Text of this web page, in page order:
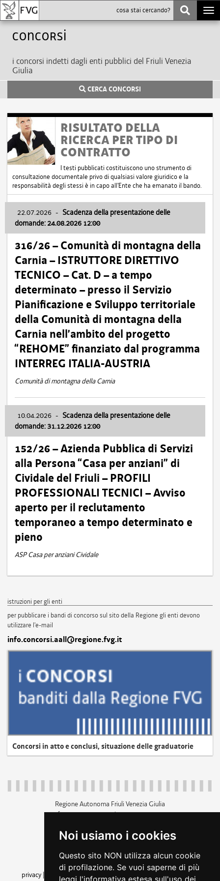
Noi usiamo i cookies
Questo sito NON utilizza alcun cookie
di profilazione. Se vuoi saperne di più
leggi l'informativa estesa sull'uso dei
Concorsi
i concorsi indetti dagli enti pubblici del Friuli Venezia
Giulia
CERCA CONCORSI
RISULTATO DELLA
RICERCA PER TIPO DI
CONTRATTO
I testi pubblicati costituiscono uno strumento di
consultazione documentale privo di qualsiasi valore giuridico e la
responsabilità degli stessi è in capo all'Ente che ha emanato il bando.
22.07.2026 - Scadenza della presentazione delle
domande: 24.08.2026 12:00
316/26 – Comunità di montagna della
Carnia – ISTRUTTORE DIRETTIVO
TECNICO – Cat. D – a tempo
determinato – presso il Servizio
Pianificazione e Sviluppo territoriale
della Comunità di montagna della
Carnia nell’ambito del progetto
“REHOME” finanziato dal programma
INTERREG ITALIA-AUSTRIA
Comunità di montagna della Carnia
10.04.2026 - Scadenza della presentazione delle
domande: 31.12.2026 12:00
152/26 – Azienda Pubblica di Servizi
alla Persona “Casa per anziani” di
Cividale del Friuli – PROFILI
PROFESSIONALI TECNICI – Avviso
aperto per il reclutamento
temporaneo a tempo determinato e
pieno
ASP Casa per anziani Cividale
istruzioni per gli enti
per pubblicare i bandi di concorso sul sito della Regione gli enti devono
utilizzare l'e-mail
info.concorsi.aall@regione.fvg.it
Concorsi in atto e conclusi, situazione delle graduatorie
Regione Autonoma Friuli Venezia Giulia
c.f. 80014930327; p.iva 00526040324
+39 040 3771111
amministrazione trasparente
privacy
cookie |note legali accessibilità
dichiarazione di